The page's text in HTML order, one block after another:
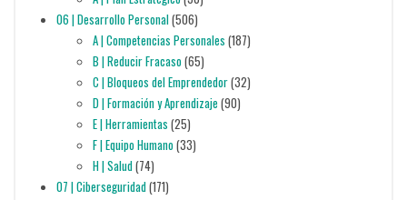
06 | Desarrollo Personal(506)
A | Competencias Personales (187)
B | Reducir Fracaso(65)
C | Bloqueos del Emprendedor(32)
D | Formación y Aprendizaje (90)
E | Herramientas (25)
F | Equipo Humano(33)
H | Salud(74)
07 | Ciberseguridad(171)